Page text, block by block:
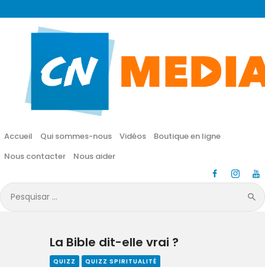
Accueil Qui sommes-nous Vidéos
Boutique en ligne
Nous contacter
Nous aider
Pesquisar
por:
CN MÉDIA
Une vie nouvelle en JESUS !
Accueil
Vidéos
Boutique en ligne
Nous aider
La Bible dit-elle vrai ?
QUIZZ QUIZZ SPIRITUALITÉ